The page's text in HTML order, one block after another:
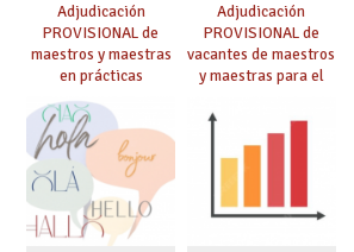
Adjudicación
PROVISIONAL de
maestros y maestras
en prácticas
Adjudicación
PROVISIONAL de
vacantes de maestros
y maestras para el